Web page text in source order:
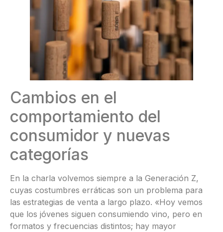
Cambios en el
comportamiento del
consumidor y nuevas
categorías
En la charla volvemos siempre a la Generación Z,
cuyas costumbres erráticas son un problema para
las estrategias de venta a largo plazo. «Hoy vemos
que los jóvenes siguen consumiendo vino, pero en
formatos y frecuencias distintos; hay mayor